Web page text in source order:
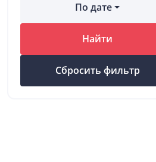
По дате
Найти
Сбросить фильтр